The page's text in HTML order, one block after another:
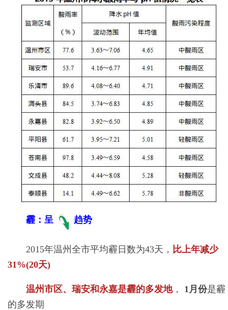
霾：呈 趋势
2015年温州全市平均霾日数为43天， 比上年减少
31%(20天)
温州市区、瑞安和永嘉是霾的多发地， 1月份是霾
的多发期